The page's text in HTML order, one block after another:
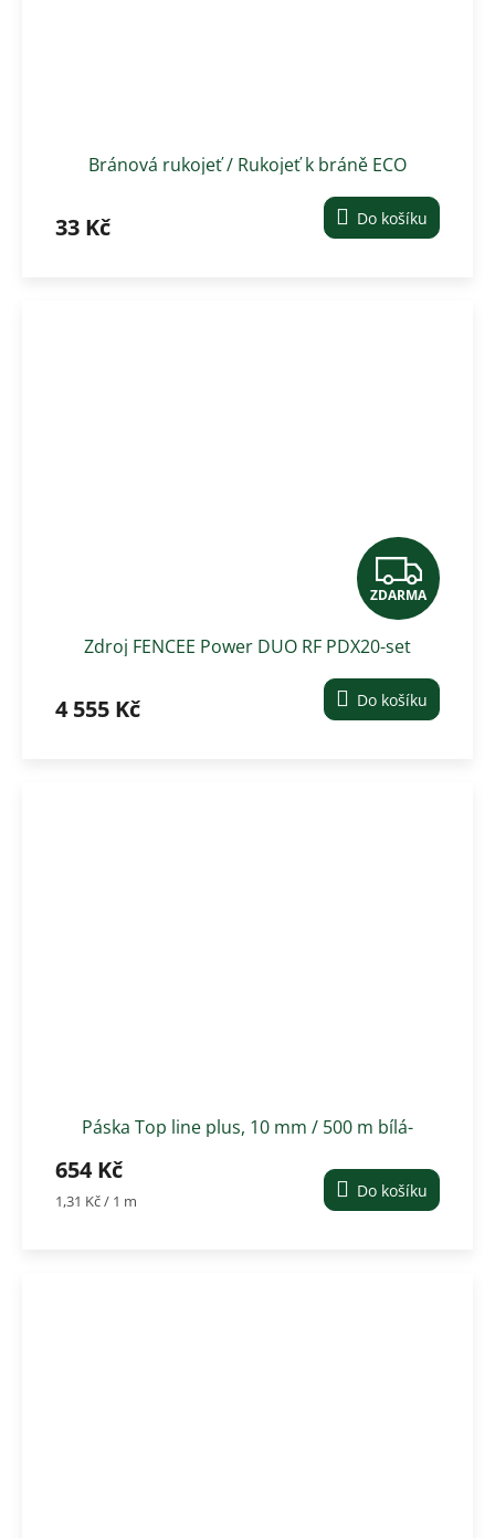
Bránová rukojeť / Rukojeť k bráně ECO
33 Kč Do košíku
Z
D
R
ZDARMA
Zdroj FENCEE Power DUO RF PDX20-set
4 555 Kč Do košíku
Páska Top line plus, 10 mm / 500 m bílá-
654 Kč
Měrná
1,31 Kč / 1 m Do košíku